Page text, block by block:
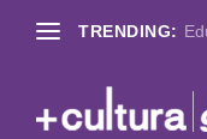
TRENDING: